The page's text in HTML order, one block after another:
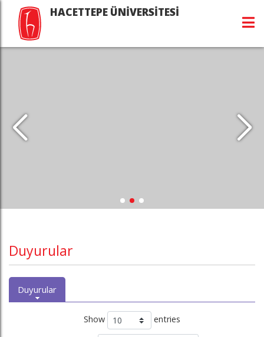
HACETTEPE ÜNİVERSİTESİ
Duyurular
Duyurular
Show entries